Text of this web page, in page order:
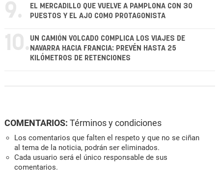
9.
EL MERCADILLO QUE VUELVE A PAMPLONA CON 30
PUESTOS Y EL AJO COMO PROTAGONISTA
10. UN CAMIÓN VOLCADO COMPLICA LOS VIAJES DE
NAVARRA HACIA FRANCIA: PREVÉN HASTA 25
KILÓMETROS DE RETENCIONES
COMENTARIOS: Términos y condiciones
Los comentarios que falten el respeto y que no se ciñan
al tema de la noticia, podrán ser eliminados.
Cada usuario será el único responsable de sus
comentarios.